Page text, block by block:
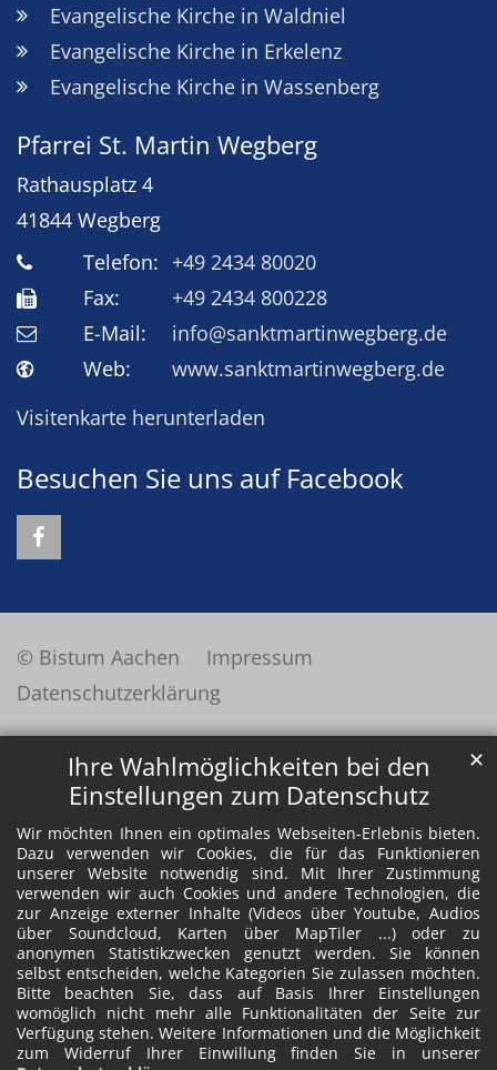
Ihre Wahlmöglichkeiten bei den
Einstellungen zum Datenschutz
Wir möchten Ihnen ein optimales Webseiten-Erlebnis bieten.
Dazu verwenden wir Cookies, die für das Funktionieren
unserer Website notwendig sind. Mit Ihrer Zustimmung
verwenden wir auch Cookies und andere Technologien, die
zur Anzeige externer Inhalte (Videos über Youtube, Audios
über Soundcloud, Karten über MapTiler ...) oder zu
anonymen Statistikzwecken genutzt werden. Sie können
selbst entscheiden, welche Kategorien Sie zulassen möchten.
Bitte beachten Sie, dass auf Basis Ihrer Einstellungen
womöglich nicht mehr alle Funktionalitäten der Seite zur
Verfügung stehen. Weitere Informationen und die Möglichkeit
zum Widerruf Ihrer Einwillung finden Sie in unserer
✕
Evangelische Kirche in Waldniel
Evangelische Kirche in Erkelenz
Evangelische Kirche in Wassenberg
Pfarrei St. Martin Wegberg
Rathausplatz 4
41844 Wegberg
Telefon: +49 2434 80020
Fax:
+49 2434 800228
E-Mail:
info@sanktmartinwegberg.de
Web:
www.sanktmartinwegberg.de
Visitenkarte herunterladen
Besuchen Sie uns auf Facebook
© Bistum Aachen
Impressum
Datenschutzerklärung